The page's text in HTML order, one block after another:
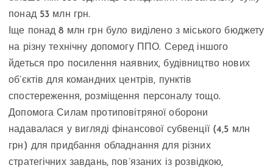
понад 53 млн грн.
Іще понад 8 млн грн було виділено з міського бюджету
на різну технічну допомогу ППО. Серед іншого
йдеться про посилення наявних, будівництво нових
об’єктів для командних центрів, пунктів
спостереження, розміщення персоналу тощо.
Допомога Силам протиповітряної оборони
надавалася у вигляді фінансової субвенції (4,5 млн
грн) для придбання обладнання для різних
стратегічних завдань, пов’язаних із розвідкою,